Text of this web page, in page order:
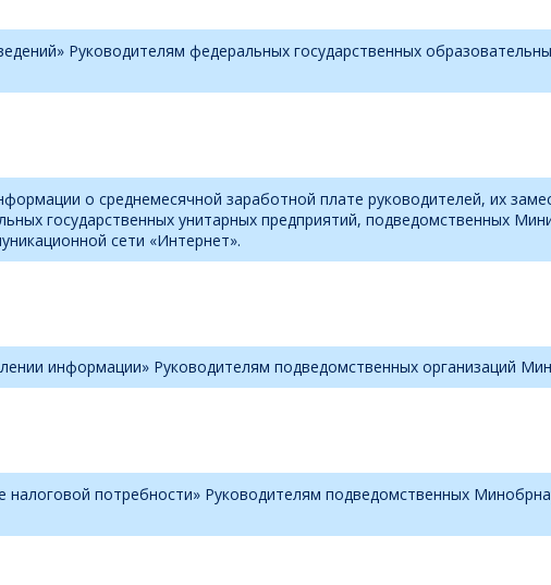
Руководителям федеральных государственных
о среднемесячной заработной плате руководителей, их
государственных унитарных предприятий, подведомственных
сети «Интернет».
информации» Руководителям подведомственных организаций
потребности» Руководителям подведомственных